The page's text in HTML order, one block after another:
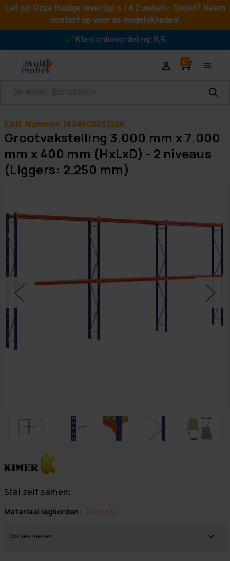
Let op: Onze huidige levertijd is 1 á 2 weken - Spoed? Neem
contact op voor de mogelijkheden!
Klantenbeoordeling: 8,9!
Zoeken
EAN. Nummer: 7434602257266
Grootvakstelling 3.000 mm x 7.000
mm x 400 mm (HxLxD) - 2 niveaus
(Liggers: 2.250 mm)
Stel zelf samen:
Materiaal legborden: (Vereist)